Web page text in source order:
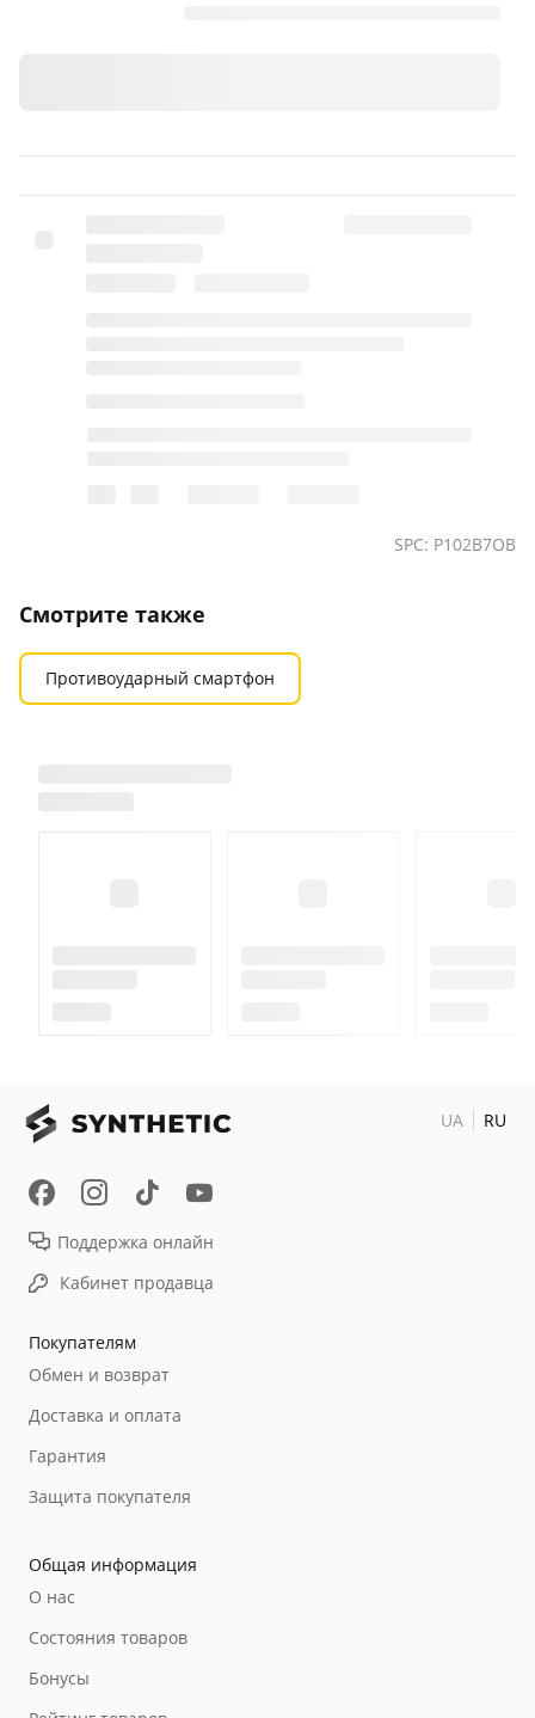
SPC: P102B7OB
Смотрите также
Противоударный смартфон
Покупателям
Обмен и возврат
Доставка и оплата
Гарантия
Защита покупателя
Общая информация
О нас
Состояния товаров
Бонусы
Поддержка онлайн
Кабинет продавца
UA RU